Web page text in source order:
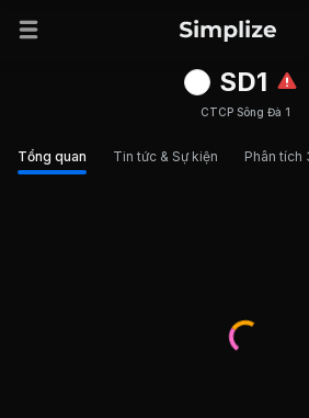
SD1
CTCP Sông Đà 1
Tổng quan Tin tức & Sự kiện Phân tích